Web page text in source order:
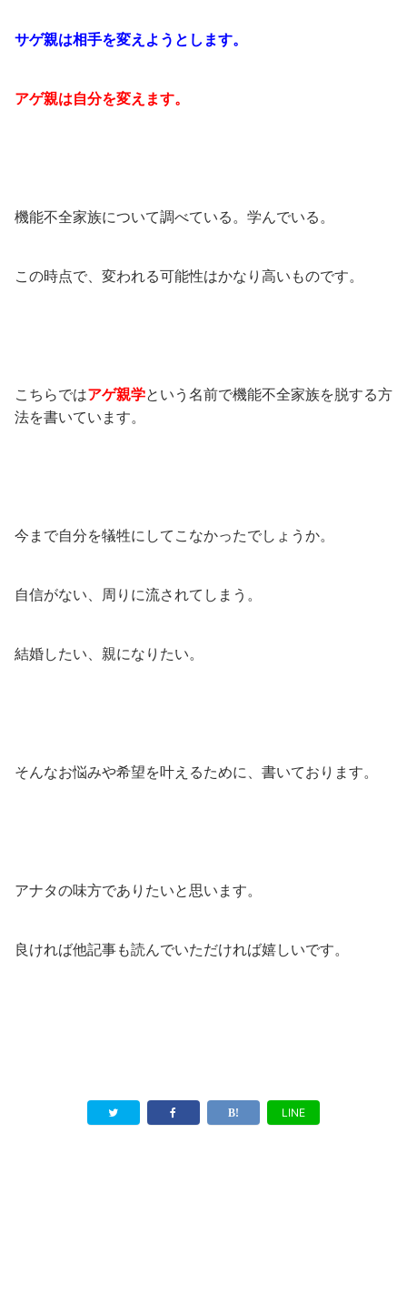
サゲ親は相手を変えようとします。
アゲ親は自分を変えます。
機能不全家族について調べている。学んでいる。
この時点で、変われる可能性はかなり高いものです。
こちらではアゲ親学という名前で機能不全家族を脱する方
法を書いています。
今まで自分を犠牲にしてこなかったでしょうか。
自信がない、周りに流されてしまう。
結婚したい、親になりたい。
そんなお悩みや希望を叶えるために、書いております。
アナタの味方でありたいと思います。
良ければ他記事も読んでいただければ嬉しいです。
LINE